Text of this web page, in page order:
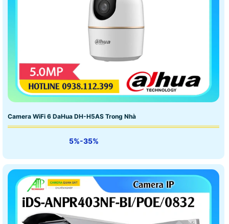
Camera WiFi 6 DaHua DH-H5AS Trong Nhà
5%-35%